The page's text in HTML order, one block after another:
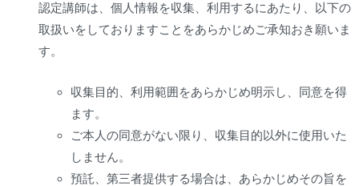
認定講師は、個人情報を収集、利用するにあたり、以下の
取扱いをしておりますことをあらかじめご承知おき願いま
す。
収集目的、利用範囲をあらかじめ明示し、同意を得
ます。
ご本人の同意がない限り、収集目的以外に使用いた
しません。
預託、第三者提供する場合は、あらかじめその旨を